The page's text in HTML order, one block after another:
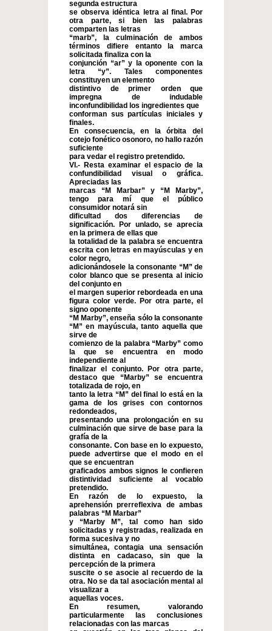
segunda estructura
se observa idéntica letra al final. Por
otra parte, si bien las palabras
comparten las letras
“marb”, la culminación de ambos
términos difiere entanto la marca
solicitada finaliza con la
conjunción “ar” y la oponente con la
letra “y”. Tales componentes
constituyen un elemento
distintivo de primer orden que
impregna de indudable
inconfundibilidad los ingredientes que
conforman sus partículas iniciales y
finales.
En consecuencia, en la órbita del
cotejo fonético osonoro, no hallo razón
suficiente
para vedar el registro pretendido.
VI.- Resta examinar el espacio de la
confundibilidad visual o gráfica.
Apreciadas las
marcas “M Marbar” y “M Marby”,
tengo para mí que el público
consumidor notará sin
dificultad dos diferencias de
significación. Por unlado, se aprecia
en la primera de ellas que
la totalidad de la palabra se encuentra
escrita con letras en mayúsculas y en
color negro,
adicionándosele la consonante “M” de
color blanco que se presenta al inicio
del conjunto en
el margen superior rebordeada en una
figura color verde. Por otra parte, el
signo oponente
“M Marby”, enseña sólo la consonante
“M” en mayúscula, tanto aquella que
sirve de
comienzo de la palabra “Marby” como
la que se encuentra en modo
independiente al
finalizar el conjunto. Por otra parte,
destaco que “Marby” se encuentra
totalizada de rojo, en
tanto la letra “M” del final lo está en la
gama de los grises con contornos
redondeados,
presentando una prolongación en su
culminación que sirve de base para la
grafía de la
consonante. Con base en lo expuesto,
puede advertirse que el modo en el
que se encuentran
graficados ambos signos le confieren
distintividad suficiente al vocablo
pretendido.
En razón de lo expuesto, la
aprehensión prerreflexiva de ambas
palabras “M Marbar”
y “Marby M”, tal como han sido
solicitadas y registradas, realizada en
forma sucesiva y no
simultánea, contagia una sensación
distinta en cadacaso, sin que la
percepción de la primera
suscite o se asocie al recuerdo de la
otra. No se da tal asociación mental al
visualizar a
aquellas voces.
En resumen, valorando
particularmente las conclusiones
relacionadas con las marcas